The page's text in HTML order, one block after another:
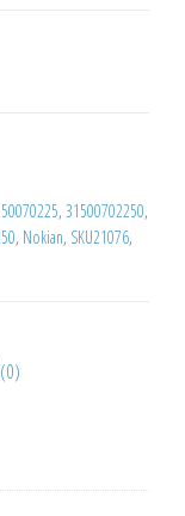
, 31500702250,
, Nokian, SKU21076,